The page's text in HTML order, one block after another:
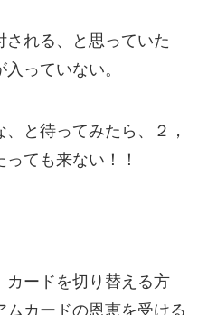
れる、と思っていた
っていない。
と待ってみたら、２，
ても来ない！！
カードを切り替える方
カードの恩恵を受ける